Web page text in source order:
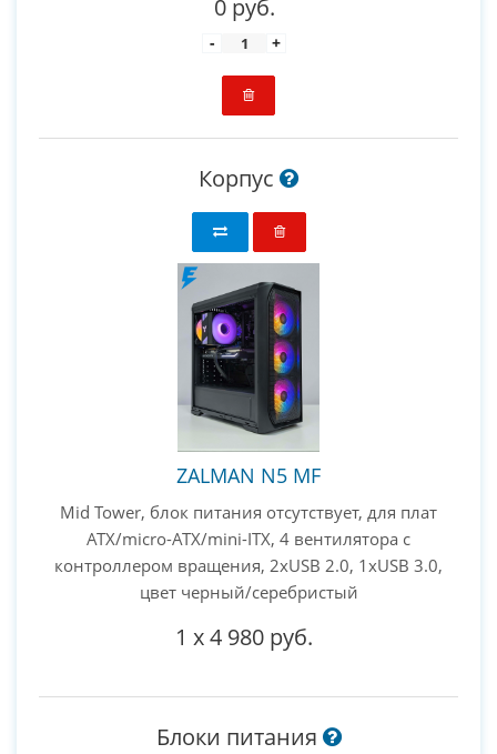
0 руб.
- +
Корпус
ZALMAN N5 MF
Mid Tower, блок питания отсутствует, для плат
ATX/micro-ATX/mini-ITX, 4 вентилятора с
контроллером вращения, 2xUSB 2.0, 1xUSB 3.0,
цвет черный/серебристый
1 x4 980 руб.
Блоки питания